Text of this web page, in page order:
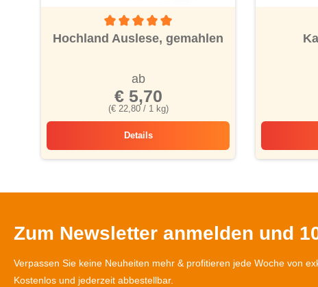
Durchschnittliche Bewertung von 5 von 5 Sternen
Hochland Auslese, gemahlen
(€ 22,80 / 1 kg)
ab
€ 5,70
Details
Hochland Auslese, gemahlen
Zum Newsletter anmelden und
Verpassen Sie keine Neuheiten mehr & profitieren jede Woche von
Kostenlos und jederzeit abbestellbar.